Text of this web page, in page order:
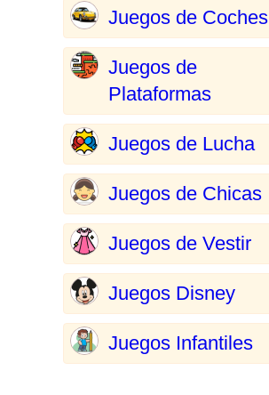
Juegos de Coches
Juegos de
Plataformas
Juegos de Lucha
Juegos de Chicas
Juegos de Vestir
Juegos Disney
Juegos Infantiles